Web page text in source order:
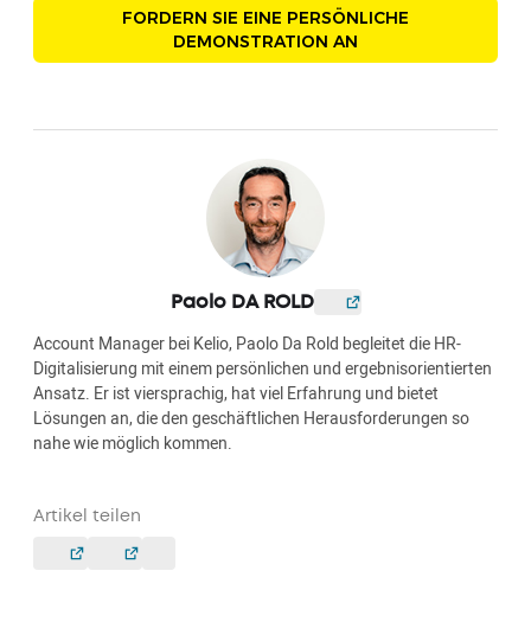
FORDERN SIE EINE PERSÖNLICHE
DEMONSTRATION AN
Paolo DA ROLD
Account Manager bei Kelio, Paolo Da Rold begleitet die HR-
Digitalisierung mit einem persönlichen und ergebnisorientierten
Ansatz. Er ist viersprachig, hat viel Erfahrung und bietet
Lösungen an, die den geschäftlichen Herausforderungen so
nahe wie möglich kommen.
Artikel teilen